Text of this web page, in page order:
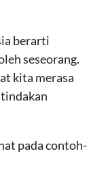
berarti
seseorang.
kita merasa
pada contoh-